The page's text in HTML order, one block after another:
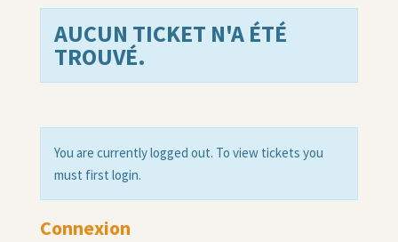
AUCUN TICKET N'A ÉTÉ
TROUVÉ.
You are currently logged out. To view tickets you
must first login.
Connexion